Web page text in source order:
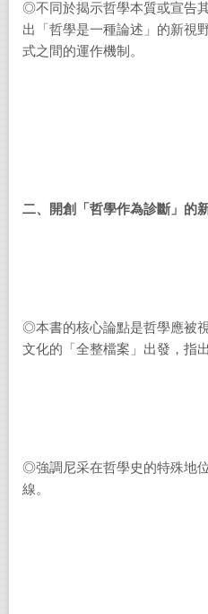
◎不同於揭示哲學本質或宣告
出「哲學是一種論述」的新視
式之間的運作機制。
二、開創「哲學作為診斷」的
◎本書的核心論點是哲學應被
文化的「全整檔案」出發，指
◎強調尼采在哲學史的特殊地
線。